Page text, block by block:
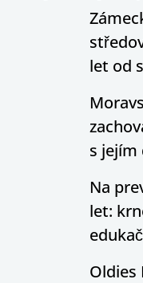
let od
s jejím
Na
let:
Oldies